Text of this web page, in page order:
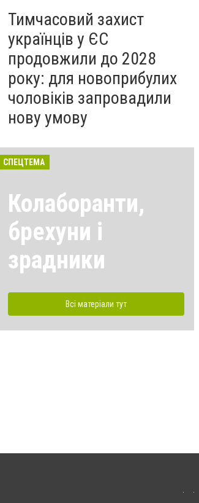
Тимчасовий захист
українців у ЄС
продовжили до 2028
року: для новоприбулих
чоловіків запровадили
нову умову
СПЕЦТЕМА
Колаборанти,
брехуни і
зрадники
Всі матеріали тут